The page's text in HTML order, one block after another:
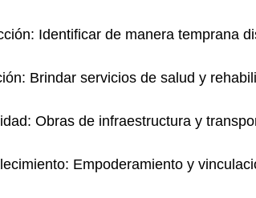
Identificar de manera temprana
Brindar servicios de salud y
Obras de infraestructura y
Empoderamiento y